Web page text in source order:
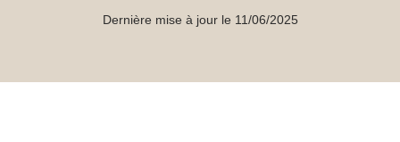
Dernière mise à jour le 11/06/2025